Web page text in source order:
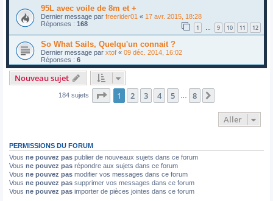
95L avec voile de 8m et +
Dernier message par freerider01 « 17 avr. 2015, 18:28
Réponses : 168 1 … 9 10 11 12
So What Sails, Quelqu'un connait ?
Dernier message par xtof « 09 déc. 2014, 16:02
Réponses : 6
Nouveau sujet
184 sujets Page 1sur8
1 2 3 4 5 8
Aller
PERMISSIONS DU FORUM
Vous ne pouvez pas publier de nouveaux sujets dans ce forum
Vous ne pouvez pas répondre aux sujets dans ce forum
Vous ne pouvez pas modifier vos messages dans ce forum
Vous ne pouvez pas supprimer vos messages dans ce forum
Vous ne pouvez pas importer de pièces jointes dans ce forum